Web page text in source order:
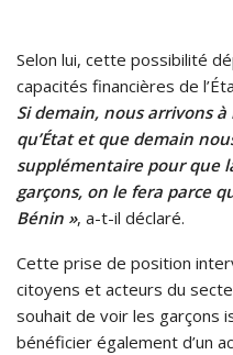
Selon lui, cette possibilité
capacités financières de
Si demain, nous arrivons
qu’État et que demain
supplémentaire pour que
garçons, on le fera parce
Bénin », a-t-il déclaré.
Cette prise de position
citoyens et acteurs du
souhait de voir les garçons
bénéficier également d’un